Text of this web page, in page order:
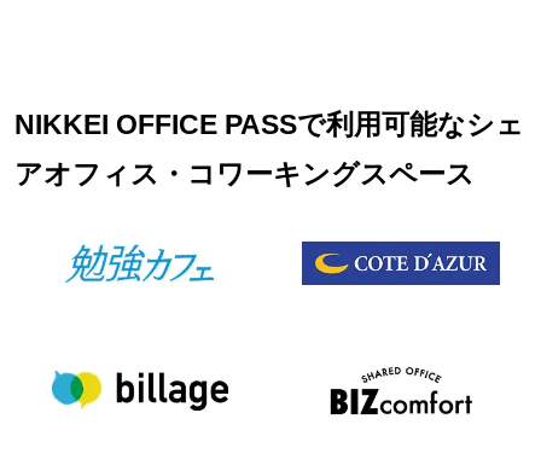
NIKKEI OFFICE PASSで利用可能なシェ
アオフィス・コワーキングスペース